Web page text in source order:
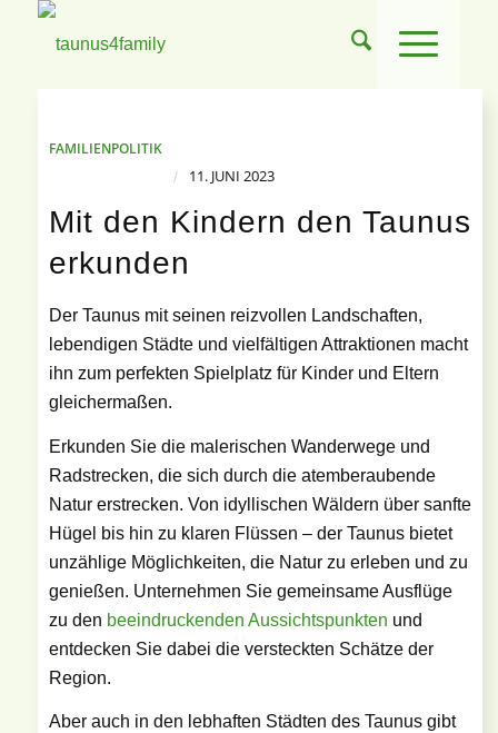
FAMILIENPOLITIK
/ 11. JUNI 2023
Mit den Kindern den Taunus
erkunden
Der Taunus mit seinen reizvollen Landschaften,
lebendigen Städte und vielfältigen Attraktionen macht
ihn zum perfekten Spielplatz für Kinder und Eltern
gleichermaßen.
Erkunden Sie die malerischen Wanderwege und
Radstrecken, die sich durch die atemberaubende
Natur erstrecken. Von idyllischen Wäldern über sanfte
Hügel bis hin zu klaren Flüssen – der Taunus bietet
unzählige Möglichkeiten, die Natur zu erleben und zu
genießen. Unternehmen Sie gemeinsame Ausflüge
zu den beeindruckenden Aussichtspunkten und
entdecken Sie dabei die versteckten Schätze der
Region.
Aber auch in den lebhaften Städten des Taunus gibt